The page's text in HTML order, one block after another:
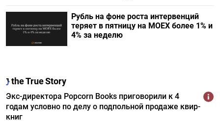
Рубль на фоне роста интервенций
теряет в пятницу на МОЕХ более 1% и
4% за неделю